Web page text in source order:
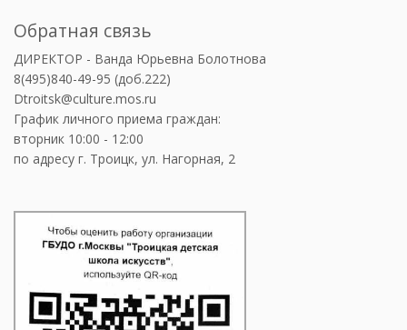
Обратная связь
ДИРЕКТОР - Ванда Юрьевна Болотнова
8(495)840-49-95 (доб.222)
Dtroitsk@culture.mos.ru
График личного приема граждан:
вторник 10:00 - 12:00
по адресу г. Троицк, ул. Нагорная, 2